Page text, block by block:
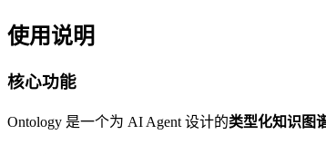
使用说明
核心功能
Ontology 是一个为 AI Agent 设计的类型化知识图